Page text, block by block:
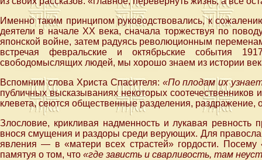
Именно таким принципом руководствовались, к
деятели в начале XX века, сначала торжествуя по
японской войне, затем радуясь революционным
встречая февральские и октябрьские события
свободомыслящих людей, мы хорошо знаем из истории
Вспомним слова Христа Спасителя: «По плодам их
публичных высказываниях некоторых
клевета, сеются общественные разделения, раздражение,
Злословие, крикливая надменность и лукавая ревность
внося смущения и раздоры среди верующих. Для
явления — в «матери всех страстей» гордости. Посему
памятуя о том, что «где зависть и сварливость, там